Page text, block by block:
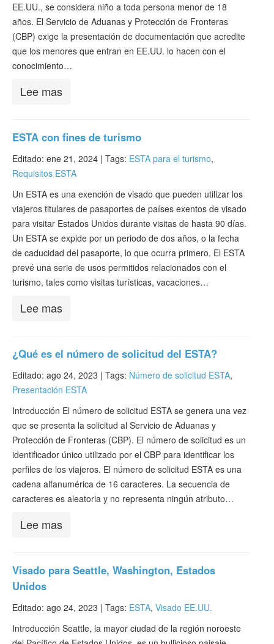
EE.UU., se considera niño a toda persona menor de 18
años. El Servicio de Aduanas y Protección de Fronteras
(CBP) exige la presentación de documentación que acredite
que los menores que entran en EE.UU. lo hacen con el
conocimiento…
Lee mas
ESTA con fines de turismo
Editado: ene 21, 2024 | Tags: ESTA para el turismo,
Requisitos ESTA
Un ESTA es una exención de visado que pueden utilizar los
viajeros titulares de pasaportes de países exentos de visado
para visitar Estados Unidos durante visitas de hasta 90 días.
Un ESTA se expide por un periodo de dos años, o la fecha
de caducidad del pasaporte, lo que ocurra primero. El ESTA
prevé una serie de usos permitidos relacionados con el
turismo, tales como visitas turísticas, vacaciones…
Lee mas
¿Qué es el número de solicitud del ESTA?
Editado: ago 24, 2023 | Tags: Número de solicitud ESTA,
Presentación ESTA
Introducción El número de solicitud ESTA se genera una vez
que se presenta la solicitud al Servicio de Aduanas y
Protección de Fronteras (CBP). El número de solicitud es un
identificador único utilizado por el CBP para identificar los
perfiles de los viajeros. El número de solicitud ESTA es una
cadena alfanumérica de 16 caracteres. La secuencia de
caracteres es aleatoria y no representa ningún atributo…
Lee mas
Visado para Seattle, Washington, Estados
Unidos
Editado: ago 24, 2023 | Tags: ESTA, Visado EE.UU.
Introducción Seattle, la mayor ciudad de la región noroeste